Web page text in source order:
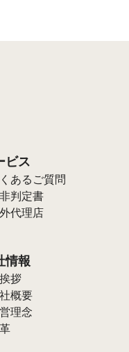
ビス
あるご質問
判定書
代理店
情報
拶
概要
理念